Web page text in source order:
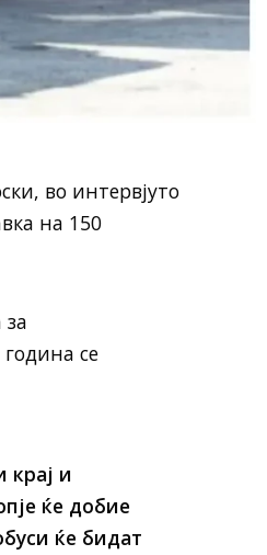
во интервјуто
на 150
се
крај и
ќе добие
ќе бидат